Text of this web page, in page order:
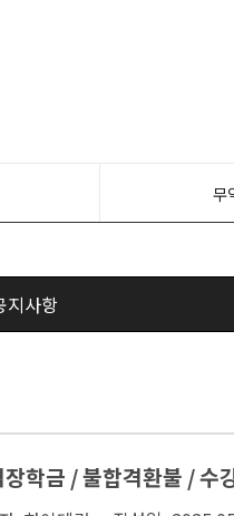
무
지사항
학금 / 불합격환불 / 수